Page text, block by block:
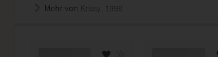
Mehr von Krissy_1998